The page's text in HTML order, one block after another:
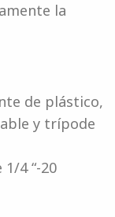
la
de plástico,
y trípode
4 “-20